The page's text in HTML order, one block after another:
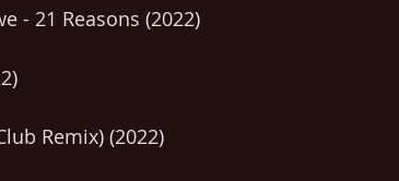
- 21 Reasons (2022)
Remix) (2022)